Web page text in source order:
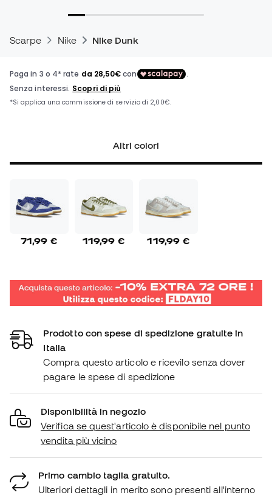
Scarpe Nike Nike Dunk
Altri colori
71,99 € 119,99 € 119,99 €
Prodotto con spese di spedizione gratuite in
Italia
Compra questo articolo e ricevilo senza dover
pagare le spese di spedizione
Disponibilità in negozio
Verifica se quest'articolo è disponibile nel punto
vendita più vicino
Primo cambio taglia gratuito.
Ulteriori dettagli in merito sono presenti all'interno